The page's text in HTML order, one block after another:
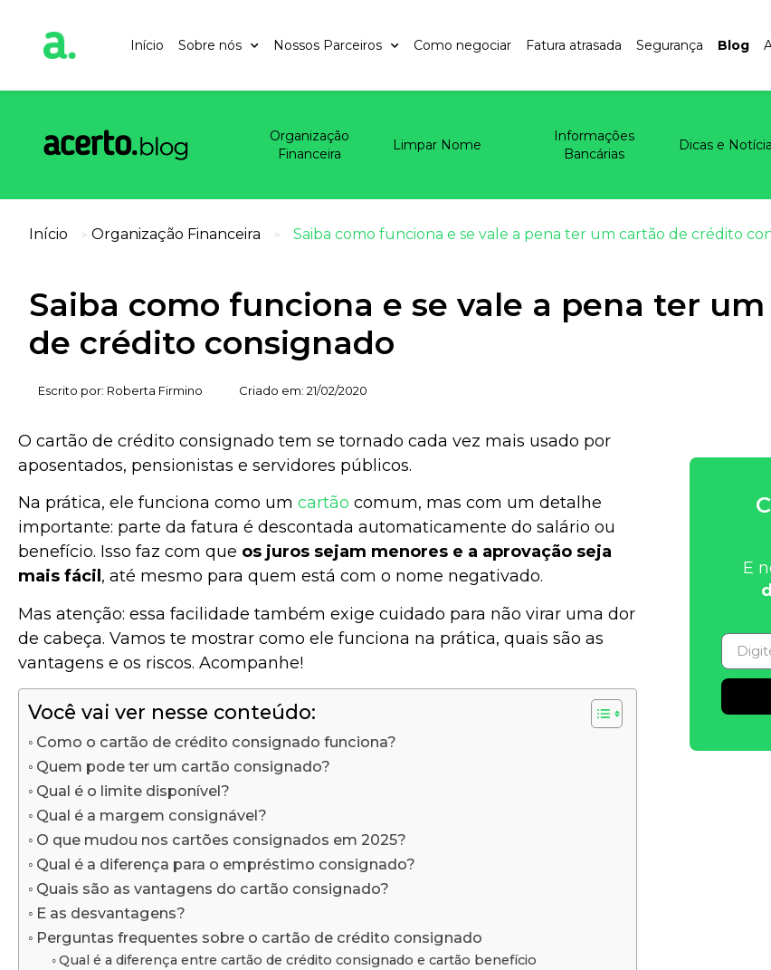
Início Sobre nós Nossos Parceiros Como negociar Fatura atrasada Segurança Blog
Organização
Financeira
Limpar Nome
Informações
Bancárias
Dicas e
Início > Organização Financeira > Saiba como funciona e se vale a pena ter um cartão de crédito
Saiba como funciona e se vale a pena ter
de crédito consignado
Escrito por: Roberta Firmino Criado em: 21/02/2020
O cartão de crédito consignado tem se tornado cada vez mais usado por
aposentados, pensionistas e servidores públicos.
Na prática, ele funciona como um cartão comum, mas com um detalhe
importante: parte da fatura é descontada automaticamente do salário ou
benefício. Isso faz com que os juros sejam menores e a aprovação seja
mais fácil , até mesmo para quem está com o nome negativado.
Mas atenção: essa facilidade também exige cuidado para não virar uma dor
de cabeça. Vamos te mostrar como ele funciona na prática, quais são as
vantagens e os riscos. Acompanhe!
Você vai ver nesse conteúdo:
Como o cartão de crédito consignado funciona?
Quem pode ter um cartão consignado?
Qual é o limite disponível?
Qual é a margem consignável?
O que mudou nos cartões consignados em 2025?
Qual é a diferença para o empréstimo consignado?
Quais são as vantagens do cartão consignado?
E as desvantagens?
Perguntas frequentes sobre o cartão de crédito consignado
Qual é a diferença entre cartão de crédito consignado e cartão benefício
E